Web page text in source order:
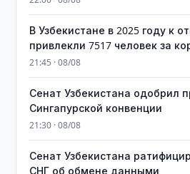
В Узбекистане в 2025 году к
привлекли 7517 человек за
21:45 · 08/08
Сенат Узбекистана одобрил
Сингапурской конвенции
21:30 · 08/08
Сенат Узбекистана
СНГ об обмене данными